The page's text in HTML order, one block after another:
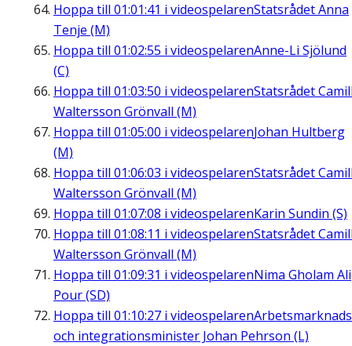
Hoppa till 01:01:41 i videospelarenStatsrådet Anna
Tenje (M)
Hoppa till 01:02:55 i videospelarenAnne-Li Sjölund
(C)
Hoppa till 01:03:50 i videospelarenStatsrådet
Waltersson Grönvall (M)
Hoppa till 01:05:00 i videospelarenJohan Hultberg
(M)
Hoppa till 01:06:03 i videospelarenStatsrådet
Waltersson Grönvall (M)
Hoppa till 01:07:08 i videospelarenKarin Sundin (S)
Hoppa till 01:08:11 i videospelarenStatsrådet
Waltersson Grönvall (M)
Hoppa till 01:09:31 i videospelarenNima Gholam Ali
Pour (SD)
Hoppa till 01:10:27 i videospelaren
och integrationsminister Johan Pehrson (L)